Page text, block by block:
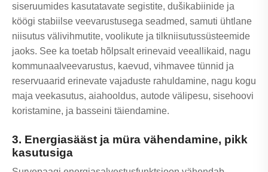
siseruumides kasutatavate segistite, dušikabiinide ja
köögi stabiilse veevarustusega seadmed, samuti ühtlane
niisutus välivihmutite, voolikute ja tilkniisutussüsteemide
jaoks. See ka toetab hõlpsalt erinevaid veeallikaid, nagu
kommunaalveevarustus, kaevud, vihmavee tünnid ja
reservuaarid erinevate vajaduste rahuldamine, nagu kogu
maja veekasutus, aiahooldus, autode välipesu, sisehoovi
koristamine, ja basseini täiendamine.
3. Energiasääst ja müra vähendamine, pikk
kasutusiga